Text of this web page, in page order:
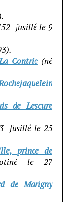
fusillé le 9
Contrie (né
de Lescure
fusillé le 25
prince de
le 27
de Marigny